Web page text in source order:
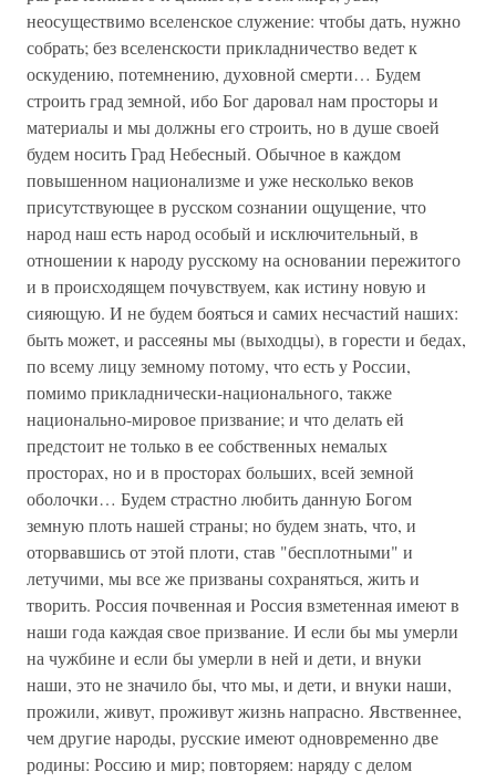
неосуществимо вселенское служение: чтобы дать, нужно
собрать; без вселенскости прикладничество ведет к
оскудению, потемнению, духовной смерти… Будем
строить град земной, ибо Бог даровал нам просторы и
материалы и мы должны его строить, но в душе своей
будем носить Град Небесный. Обычное в каждом
повышенном национализме и уже несколько веков
присутствующее в русском сознании ощущение, что
народ наш есть народ особый и исключительный, в
отношении к народу русскому на основании пережитого
и в происходящем почувствуем, как истину новую и
сияющую. И не будем бояться и самих несчастий наших:
быть может, и рассеяны мы (выходцы), в горести и бедах,
по всему лицу земному потому, что есть у России,
помимо прикладнически-национального, также
национально-мировое призвание; и что делать ей
предстоит не только в ее собственных немалых
просторах, но и в просторах больших, всей земной
оболочки… Будем страстно любить данную Богом
земную плоть нашей страны; но будем знать, что, и
оторвавшись от этой плоти, став "бесплотными" и
летучими, мы все же призваны сохраняться, жить и
творить. Россия почвенная и Россия взметенная имеют в
наши года каждая свое призвание. И если бы мы умерли
на чужбине и если бы умерли в ней и дети, и внуки
наши, это не значило бы, что мы, и дети, и внуки наши,
прожили, живут, проживут жизнь напрасно. Явственнее,
чем другие народы, русские имеют одновременно две
родины: Россию и мир; повторяем: наряду с делом